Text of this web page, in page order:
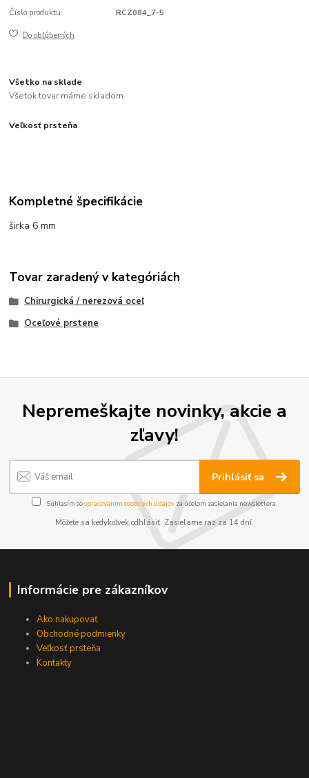
Číslo produktu: RCZ084_7-5
Do obľúbených
Všetko na sklade
Všetok tovar máme skladom.
Veľkosť prsteňa
Kompletné špecifikácie
širka 6 mm
Tovar zaradený v kategóriách
Chirurgická / nerezová oceľ
Oceľové prstene
Nepremeškajte novinky, akcie a
zľavy!
Prihlásiť sa
Súhlasím sospracovaním osobných údajov za účelom zasielania newslettera.
Môžete sa kedykoľvek odhlásiť. Zasielame raz za 14 dní.
Informácie pre zákazníkov
Ako nakupovať
Obchodné podmienky
Veľkosť prsteňa
Kontakty